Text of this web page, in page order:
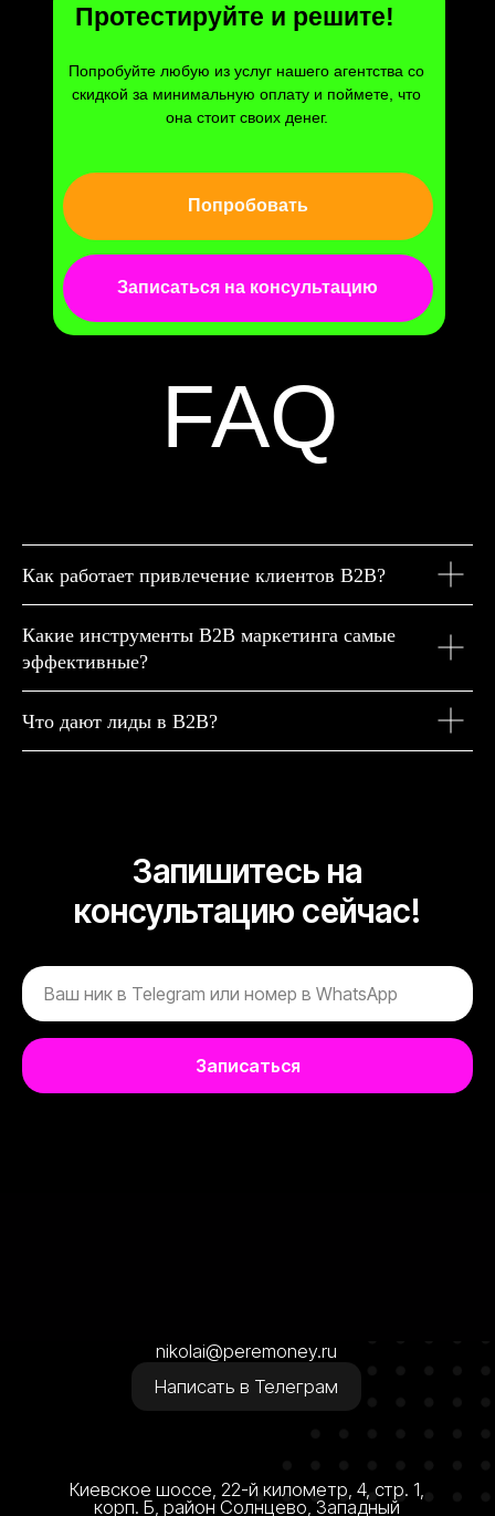
Попробуйте любую из услуг нашего агентства со
скидкой за минимальную оплату и поймете, что
она стоит своих денег.
Протестируйте и решите!
Записаться на консультацию
Попробовать
FAQ
Как работает привлечение клиентов B2B?
Какие инструменты B2B маркетинга самые
эффективные?
Что дают лиды в B2B?
Запишитесь на
консультацию сейчас!
Записаться